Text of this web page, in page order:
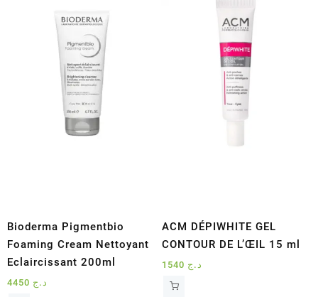
Bioderma Pigmentbio
Foaming Cream Nettoyant
Eclaircissant 200ml
د.ج
ACM DÉPIWHITE GEL
CONTOUR DE L’ŒIL 15 ml
د.ج